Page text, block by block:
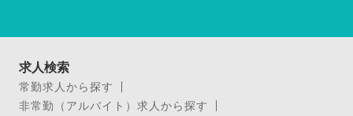
求人検索
常勤求人から探す
非常勤（アルバイト）求人から探す